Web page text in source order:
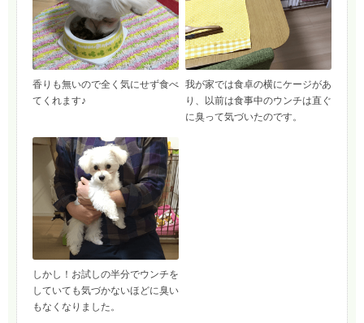
香りも無いので全く気にせず食べ
てくれます♪
我が家では食卓の横にケージがあ
り、以前は食事中のウンチは直ぐ
に臭って気づいたのです。
しかし！お試しの半分でウンチを
していても気づかないほどに臭い
もなくなりました。